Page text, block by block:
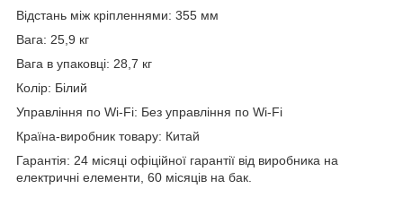
Відстань між кріпленнями: 355 мм
Вага: 25,9 кг
Вага в упаковці: 28,7 кг
Колір: Білий
Управління по Wi-Fi: Без управління по Wi-Fi
Країна-виробник товару: Китай
Гарантія: 24 місяці офіційної гарантії від виробника на
електричні елементи, 60 місяців на бак.